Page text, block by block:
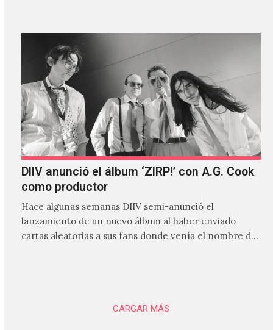
DIIV anunció el álbum ‘ZIRP!’ con A.G. Cook
como productor
Hace algunas semanas DIIV semi-anunció el
lanzamiento de un nuevo álbum al haber enviado
cartas aleatorias a sus fans donde venía el nombre de
CARGAR MÁS